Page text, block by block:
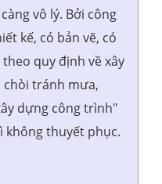
vô lý. Bởi công
kế, có bản vẽ, có
quy định về xây
chòi tránh mưa,
dựng công trình"
không thuyết phục.